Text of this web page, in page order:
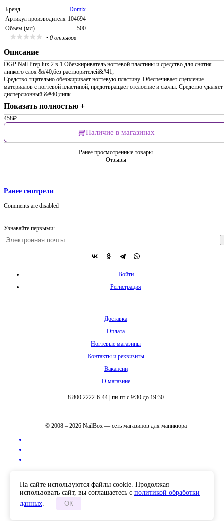
Бренд
Domix
Артикул производителя 104694
Объем (мл)
500
• 0 отзывов
Описание
DGP Nail Prep lux 2 в 1 Обезжириватель ногтевой пластины и средство для снятия
липкого слоя &#40;без растворителей&#41;
Средство тщательно обезжиривает ногтевую пластину. Обеспечивает сцепление
материалов с ногтевой пластиной, предотвращает отслоение и сколы. Средство удаляет
дисперсионный &#40;липк…
Показать полностью +
458₽
Наличие в магазинах
Ранее просмотренные товары
Отзывы
Ранее смотрели
Comments are disabled
Узнавайте первыми:
Войти
Регистрация
Доставка
Оплата
Ногтевые магазины
Контакты и реквизиты
Вакансии
О магазине
8 800 2222-6-44 пн-пт с 9:30 до 19:30
© 2008 – 2026 NailBox — сеть магазинов для маникюра
На сайте используются файлы cookie. Продолжая
использовать сайт, вы соглашаетесь с политикой обработки
данных. ОК